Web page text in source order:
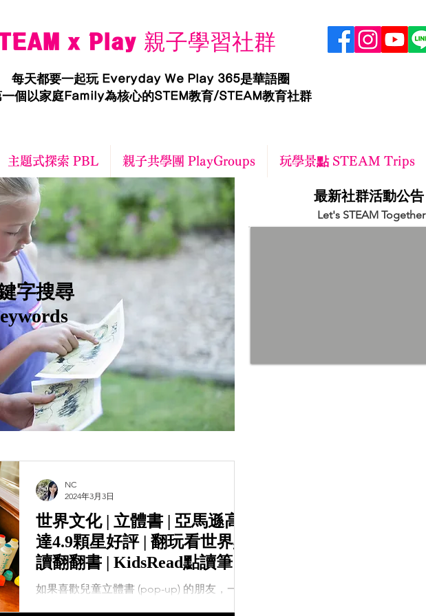
x Play 親子學習社群
每天都要一起玩 Everyday We Play 365是華語圈
一個以家庭Family為核心的STEM教育/STEAM教育社群
主題式探索 PBL 親子共學團 PlayGroups 玩學景點 STEAM Trips
字搜尋
世界文化 | 立體書 | 亞馬遜高
達4.9顆星好評 | 翻玩看世界點
讀翻翻書 | KidsRead點讀筆推
薦
如果喜歡兒童立體書 (pop-up) 的朋友，一定
NC
2024年3月3日
​最新社群活動公告
Let's STEAM Together